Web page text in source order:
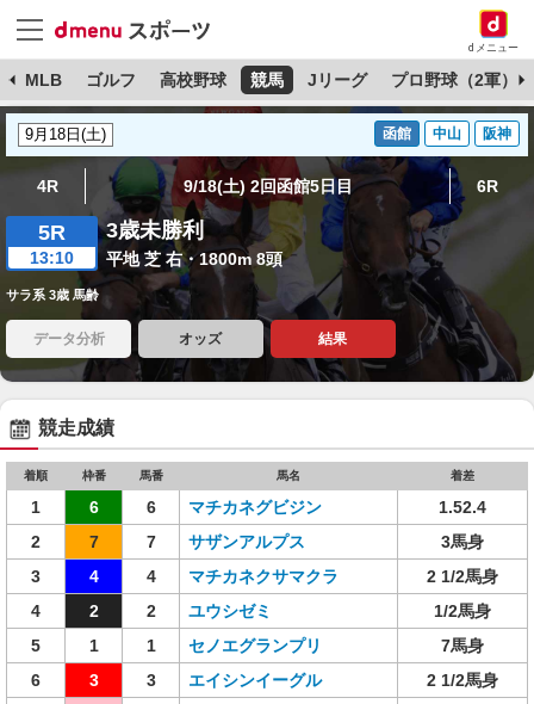
dメニュー
MLB ゴルフ 高校野球 競馬 Jリーグ プロ野球（2軍）
函館 中山 阪神
4R 9/18(土) 2回函館5日目 6R
5R
13:10
3歳未勝利
平地 芝 右・1800m 8頭
サラ系 3歳 馬齢
データ分析 オッズ 結果
競走成績
着順 枠番 馬番 馬名 着差
1 6 6 マチカネグビジン
1.52.4
2
7 7 サザンアルプス
3馬身
3
4 4 マチカネクサマクラ
2 1/2馬身
4
2 2 ユウシゼミ
1/2馬身
5
1 1 セノエグランプリ
7馬身
6
3 3 エイシンイーグル
2 1/2馬身